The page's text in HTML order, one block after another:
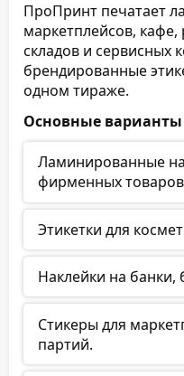
ПроПринт печатает
маркетплейсов,
складов и сервисных
брендированные
одном тираже.
Основные варианты
Ламинированные
фирменных
Этикетки для
Наклейки на банки,
Стикеры для
партий.